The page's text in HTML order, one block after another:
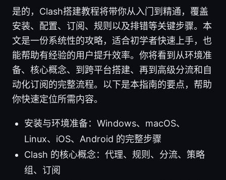
是的，Clash搭建教程将带你从入门到精通，覆盖
安装、配置、订阅、规则以及排错等关键步骤。本
文是一份系统性的攻略，适合初学者快速上手，也
能帮助有经验的用户提升效率。你将看到从环境准
备、核心概念、到跨平台搭建、再到高级分流和自
动化订阅的完整流程。以下是本指南的要点，帮助
你快速定位所需内容。
安装与环境准备：Windows、macOS、
Linux、iOS、Android 的完整步骤
Clash 的核心概念：代理、规则、分流、策略
组、订阅